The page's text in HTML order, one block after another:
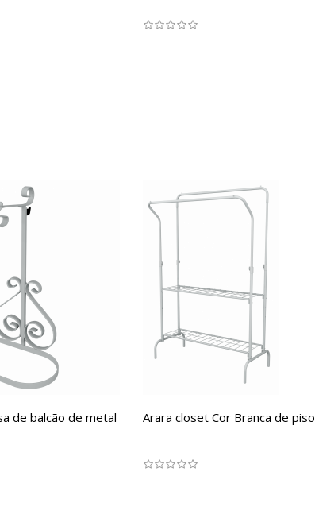
de balcão de metal
Arara closet Cor Branca de piso